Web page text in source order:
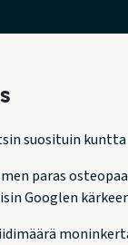
suosituin kuntta
paras
Googlen